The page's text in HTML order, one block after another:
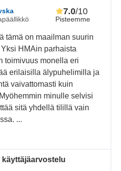
Pisteemme
7.0/10
tämä on maailman suurin
HMAin parhaista
toimivuus monella eri
erilaisilla älypuhelimilla ja
vaivattomasti kuin
minulle selvisi
sitä yhdellä tilillä vain
...